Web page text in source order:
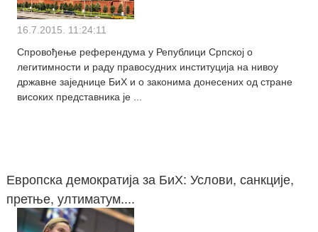
16.7.2015. 11:24:11
Спровођење референдума у Републици Српској о
легитимности и раду правосудних институција на нивоу
државне заједнице БиХ и о законима донесених од стране
високих представника је ...
Европска демократија за БиХ: Услови, санкције,
претње, ултиматум....